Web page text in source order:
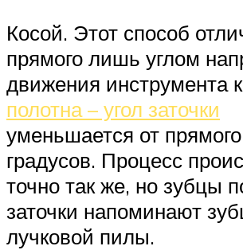
Косой. Этот способ
прямого лишь углом
движения инструмента
полотна – угол заточки
уменьшается от
градусов. Процесс
точно так же, но зубцы
заточки напоминают
лучковой пилы.